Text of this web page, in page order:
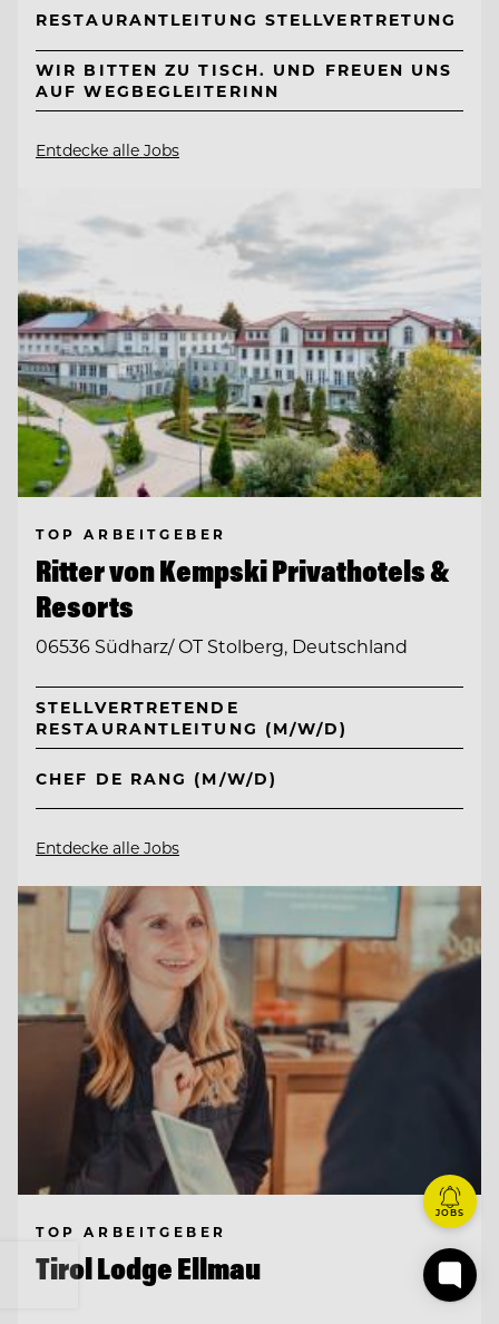
RESTAURANTLEITUNG STELLVERTRETUNG
WIR BITTEN ZU TISCH. UND FREUEN UNS
AUF WEGBEGLEITERINN
Entdecke alle Jobs
TOP ARBEITGEBER
Ritter von Kempski Privathotels &
Resorts
06536 Südharz/ OT Stolberg, Deutschland
STELLVERTRETENDE
RESTAURANTLEITUNG (M/W/D)
CHEF DE RANG (M/W/D)
Entdecke alle Jobs
TOP ARBEITGEBER
Tirol Lodge Ellmau
JOBS